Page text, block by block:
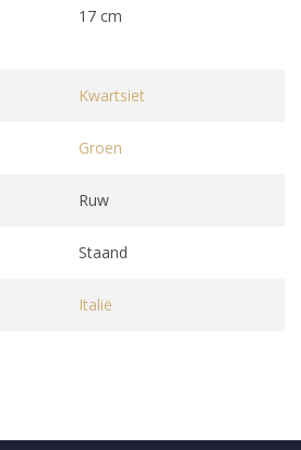
17 cm
Kwartsiet
Groen
Ruw
Staand
Italië